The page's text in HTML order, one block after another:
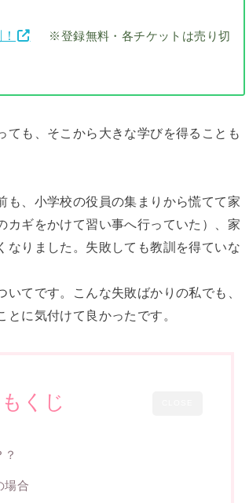
※登録無料・各チケットは売り切
も、そこから大きな学びを得ることも
も、小学校の役員の集まりから慌てて家
カギをかけて習い事へ行っていた）、家
なりました。失敗しても教訓を得ていな
てです。こんな失敗ばかりの私でも、
に気付けて良かったです。
くじ
場合